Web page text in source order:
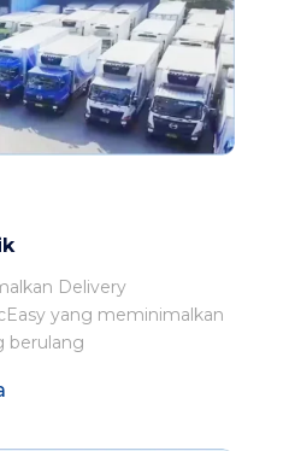
Delivery
yang meminimalkan
berulang